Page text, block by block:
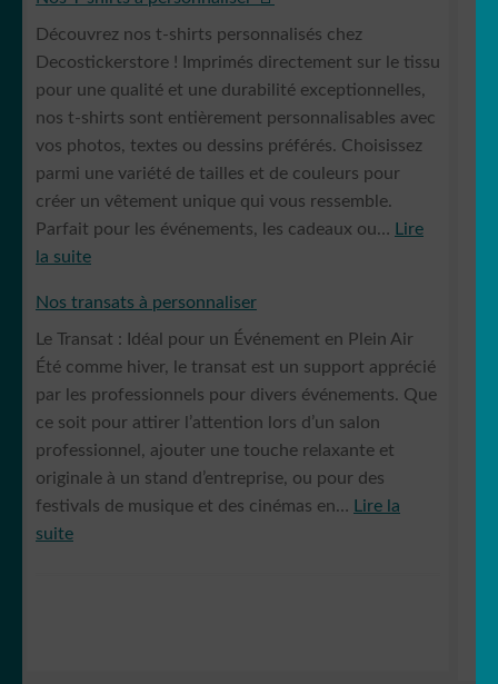
draps
de
bain
imprimés
Découvrez nos t-shirts personnalisés chez
Decostickerstore ! Imprimés directement sur le tissu
pour une qualité et une durabilité exceptionnelles,
nos t-shirts sont entièrement personnalisables avec
vos photos, textes ou dessins préférés. Choisissez
parmi une variété de tailles et de couleurs pour
créer un vêtement unique qui vous ressemble.
Parfait pour les événements, les cadeaux ou…
Lire
la suite:
T-
shirts
à
personnaliser
👕
Nos transats à personnaliser
Le Transat : Idéal pour un Événement en Plein Air
Été comme hiver, le transat est un support apprécié
par les professionnels pour divers événements. Que
ce soit pour attirer l’attention lors d’un salon
professionnel, ajouter une touche relaxante et
originale à un stand d’entreprise, ou pour des
festivals de musique et des cinémas en…
Lire la
suite: